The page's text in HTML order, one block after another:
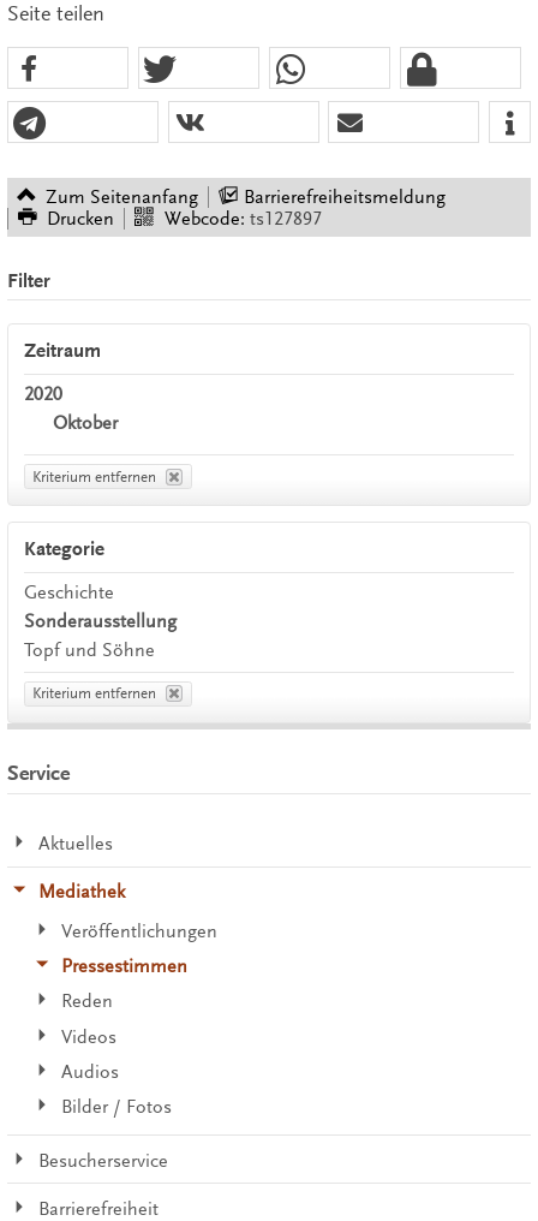
Seite teilen
Zum Seitenanfang
Barrierefreiheitsmeldung
Drucken
Webcode: ts127897
Filter
Zeitraum
2020
Oktober
Kriterium entfernen
Kategorie
Geschichte
Sonderausstellung
Topf und Söhne
Kriterium entfernen
Service
Aktuelles
Mediathek
Veröffentlichungen
Pressestimmen
Reden
Videos
Audios
Bilder / Fotos
Besucherservice
Barrierefreiheit